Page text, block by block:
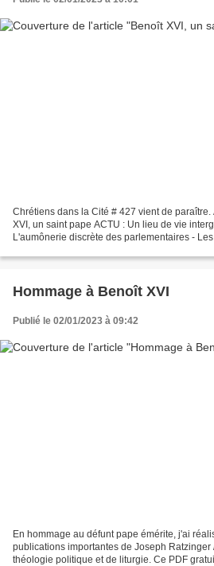
Chrétiens dans la Cité # 427 vient de paraître.
XVI, un saint pape ACTU : Un lieu de vie
L'aumônerie discrète des parlementaires -
Hommage à Benoît XVI
Publié le 02/01/2023 à 09:42
En hommage au défunt pape émérite, j'ai
publications importantes de Joseph Ratzinger
théologie politique et de liturgie. Ce PDF